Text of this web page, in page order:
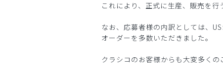
これにより、正式に生産、販売を行
なお、応募者様の内訳としては、
オーダーを多数いただきました。
クラシコのお客様からも大変多くの